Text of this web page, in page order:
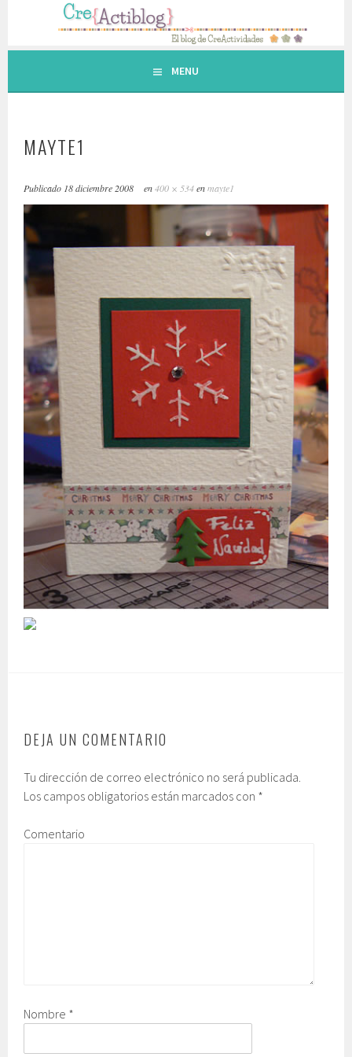
contenido.
MENU
MAYTE1
Publicado 18 diciembre 2008 en400 × 534enmayte1
DEJA UN COMENTARIO
Tu dirección de correo electrónico no será publicada.
Los campos obligatorios están marcados con *
Comentario
Nombre *